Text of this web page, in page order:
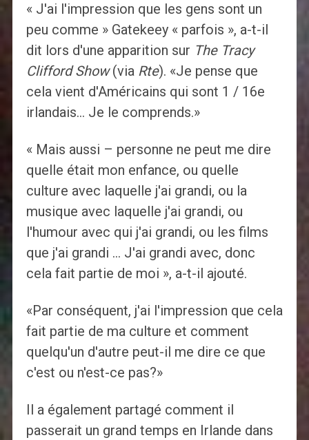
« J'ai l'impression que les gens sont un
peu comme » Gatekeey « parfois », a-t-il
dit lors d'une apparition sur The Tracy
Clifford Show(via Rte). «Je pense que
cela vient d'Américains qui sont 1 / 16e
irlandais… Je le comprends.»
« Mais aussi – personne ne peut me dire
quelle était mon enfance, ou quelle
culture avec laquelle j'ai grandi, ou la
musique avec laquelle j'ai grandi, ou
l'humour avec qui j'ai grandi, ou les films
que j'ai grandi … J'ai grandi avec, donc
cela fait partie de moi », a-t-il ajouté.
«Par conséquent, j'ai l'impression que cela
fait partie de ma culture et comment
quelqu'un d'autre peut-il me dire ce que
c'est ou n'est-ce pas?»
Il a également partagé comment il
passerait un grand temps en Irlande dans